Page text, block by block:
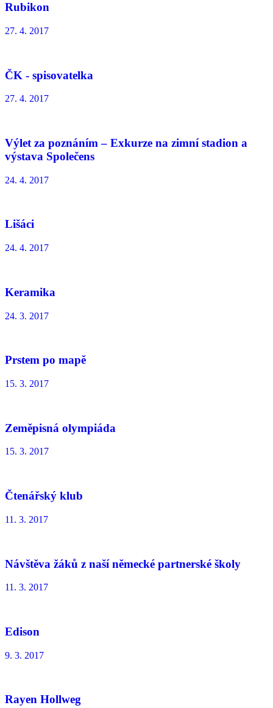
Rubikon
27. 4. 2017
ČK - spisovatelka
27. 4. 2017
Výlet za poznáním – Exkurze na zimní stadion a
výstava Společens
24. 4. 2017
Lišáci
24. 4. 2017
Keramika
24. 3. 2017
Prstem po mapě
15. 3. 2017
Zeměpisná olympiáda
15. 3. 2017
Čtenářský klub
11. 3. 2017
Návštěva žáků z naší německé partnerské školy
11. 3. 2017
Edison
9. 3. 2017
Rayen Hollweg